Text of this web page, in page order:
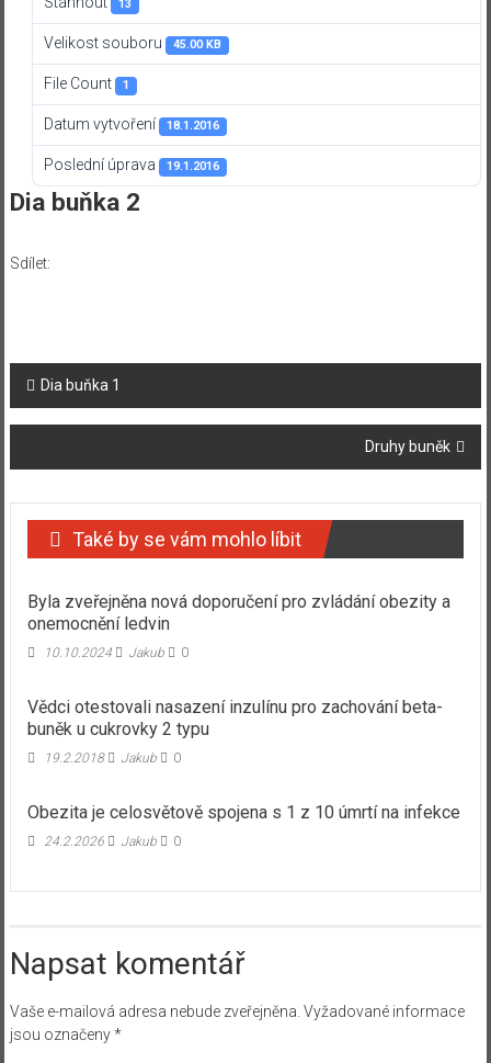
13
Velikost souboru 45.00 KB
File Count 1
Datum vytvoření 18.1.2016
Poslední úprava 19.1.2016
Dia buňka 2
Sdílet:
Navigace
příspěvku
Dia buňka 1
Druhy buněk
Také by se vám mohlo líbit
Byla zveřejněna nová doporučení pro zvládání obezity a
onemocnění ledvin
10.10.2024 Jakub 0
Vědci otestovali nasazení inzulínu pro zachování beta-
buněk u cukrovky 2 typu
19.2.2018 Jakub 0
Obezita je celosvětově spojena s 1 z 10 úmrtí na infekce
24.2.2026 Jakub 0
Napsat komentář
Vaše e-mailová adresa nebude zveřejněna. Vyžadované informace
jsou označeny*